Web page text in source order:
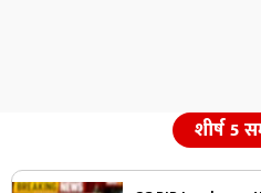
शीर्ष 5